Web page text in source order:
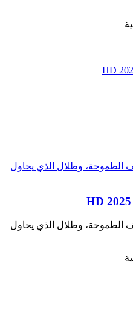
الطموحة، وطلال الذي يحاول
الطموحة، وطلال الذي يحاول